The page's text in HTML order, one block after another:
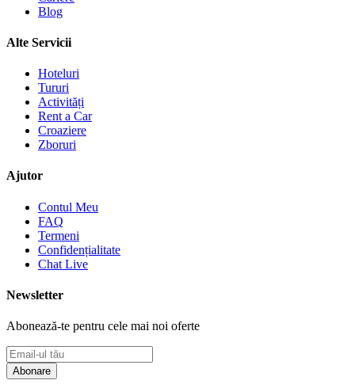
Blog
Alte Servicii
Hoteluri
Tururi
Activități
Rent a Car
Croaziere
Zboruri
Ajutor
Contul Meu
FAQ
Termeni
Confidențialitate
Chat Live
Newsletter
Abonează-te pentru cele mai noi oferte
Abonare